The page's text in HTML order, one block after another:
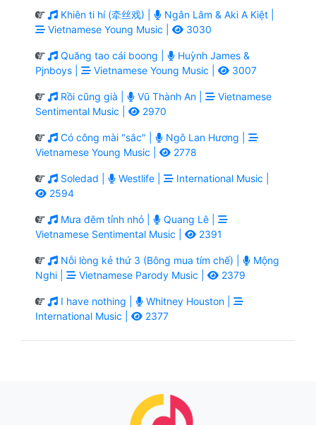
Khiên ti hí (牵丝戏) |
Ngân Lâm & Aki A Kiệt |
Vietnamese Young Music |
3030
Quăng tao cái boong |
Huỳnh James &
Pjnboys |
Vietnamese Young Music | 3007
Rồi cũng già | Vũ Thành An |
Vietnamese
Sentimental Music |
2970
Có công mài "sắc" |
Ngô Lan Hương |
Vietnamese Young Music |
2778
Soledad | Westlife |
International Music |
2594
Mưa đêm tỉnh nhỏ |
Quang Lê |
Vietnamese Sentimental Music |
2391
Nỗi lòng kẻ thứ 3 (Bông mua tím chế) |
Mộng
Nghi |
Vietnamese Parody Music | 2379
I have nothing |
Whitney Houston |
International Music |
2377